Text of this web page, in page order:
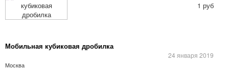
Мобильная кубиковая дробилка
24 января 2019
Москва
1 руб